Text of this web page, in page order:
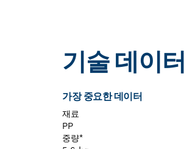
기술 데이터
가장 중요한 데이터
재료
PP
중량*